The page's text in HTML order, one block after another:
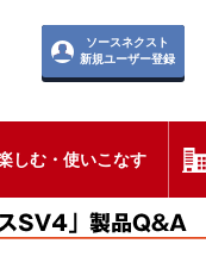
ソースネクスト
新規ユーザー登録
しむ・使いこなす